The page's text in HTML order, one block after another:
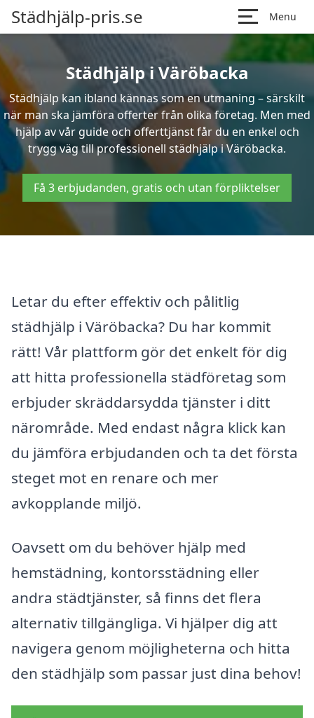
Städhjälp-pris.se Menu
Städhjälp i Väröbacka
Städhjälp kan ibland kännas som en utmaning – särskilt
när man ska jämföra offerter från olika företag. Men med
hjälp av vår guide och offerttjänst får du en enkel och
trygg väg till professionell städhjälp i Väröbacka.
Få 3 erbjudanden, gratis och utan förpliktelser
Letar du efter effektiv och pålitlig
städhjälp i Väröbacka? Du har kommit
rätt! Vår plattform gör det enkelt för dig
att hitta professionella städföretag som
erbjuder skräddarsydda tjänster i ditt
närområde. Med endast några klick kan
du jämföra erbjudanden och ta det första
steget mot en renare och mer
avkopplande miljö.
Oavsett om du behöver hjälp med
hemstädning, kontorsstädning eller
andra städtjänster, så finns det flera
alternativ tillgängliga. Vi hjälper dig att
navigera genom möjligheterna och hitta
den städhjälp som passar just dina behov!